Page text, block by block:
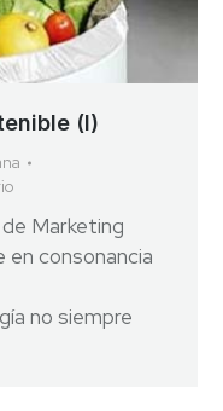
(I)
Marketing
en consonancia
no siempre